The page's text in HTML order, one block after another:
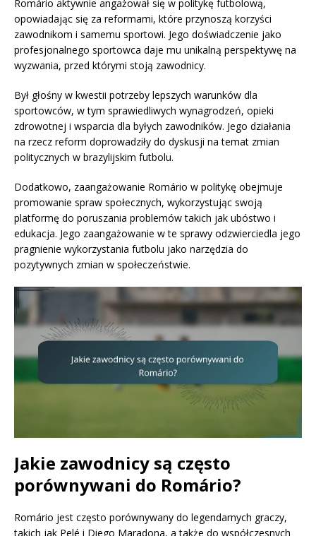
Romário aktywnie angażował się w politykę futbolową,
opowiadając się za reformami, które przynoszą korzyści
zawodnikom i samemu sportowi. Jego doświadczenie jako
profesjonalnego sportowca daje mu unikalną perspektywę na
wyzwania, przed którymi stoją zawodnicy.
Był głośny w kwestii potrzeby lepszych warunków dla
sportowców, w tym sprawiedliwych wynagrodzeń, opieki
zdrowotnej i wsparcia dla byłych zawodników. Jego działania
na rzecz reform doprowadziły do dyskusji na temat zmian
politycznych w brazylijskim futbolu.
Dodatkowo, zaangażowanie Romário w politykę obejmuje
promowanie spraw społecznych, wykorzystując swoją
platformę do poruszania problemów takich jak ubóstwo i
edukacja. Jego zaangażowanie w te sprawy odzwierciedla jego
pragnienie wykorzystania futbolu jako narzędzia do
pozytywnych zmian w społeczeństwie.
Jakie zawodnicy są często
porównywani do Romário?
Romário jest często porównywany do legendarnych graczy,
takich jak Pelé i Diego Maradona, a także do współczesnych